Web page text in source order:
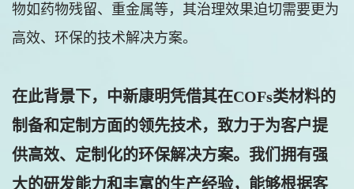
物如药物残留、重金属等，其治理效果迫切需要更为
高效、环保的技术解决方案。
在此背景下，中新康明凭借其在COFs类材料的
制备和定制方面的领先技术，致力于为客户提
供高效、定制化的环保解决方案。我们拥有强
大的研发能力和丰富的生产经验，能够根据客